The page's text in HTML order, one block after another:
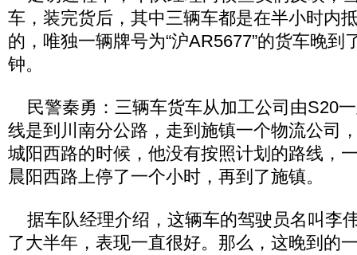
车，装完货后，其中三辆车都是在半小时内
的，唯独一辆牌号为“沪AR5677”的货车晚到
钟。
民警秦勇：三辆车货车从加工公司由S20
线是到川南分公路，走到施镇一个物流公司
城阳西路的时候，他没有按照计划的路线，
晨阳西路上停了一个小时，再到了施镇。
据车队经理介绍，这辆车的驾驶员名叫李
了大半年，表现一直很好。那么，这晚到的